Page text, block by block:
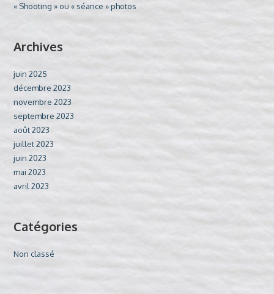
« Shooting » ou « séance » photos
Archives
juin 2025
décembre 2023
novembre 2023
septembre 2023
août 2023
juillet 2023
juin 2023
mai 2023
avril 2023
Catégories
Non classé